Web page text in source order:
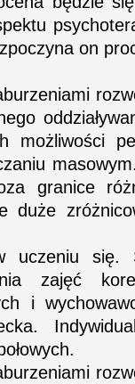
on
granice
duże
uczeniu się.
zajęć
i